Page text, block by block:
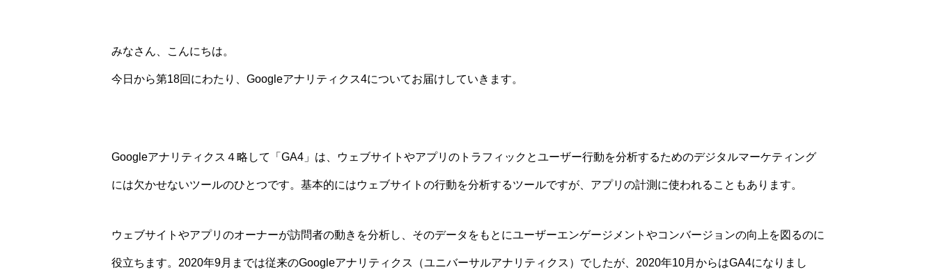
みなさん、こんにちは。
今日から第18回にわたり、Googleアナリティクス4についてお届けしていきます。
Googleアナリティクス４略して「GA4」は、ウェブサイトやアプリのトラフィックとユーザー行動を分析するためのデジタルマーケティング
には欠かせないツールのひとつです。基本的にはウェブサイトの行動を分析するツールですが、アプリの計測に使われることもあります。
ウェブサイトやアプリのオーナーが訪問者の動きを分析し、そのデータをもとにユーザーエンゲージメントやコンバージョンの向上を図るのに
役立ちます。2020年9月までは従来のGoogleアナリティクス（ユニバーサルアナリティクス）でしたが、2020年10月からはGA4になりまし